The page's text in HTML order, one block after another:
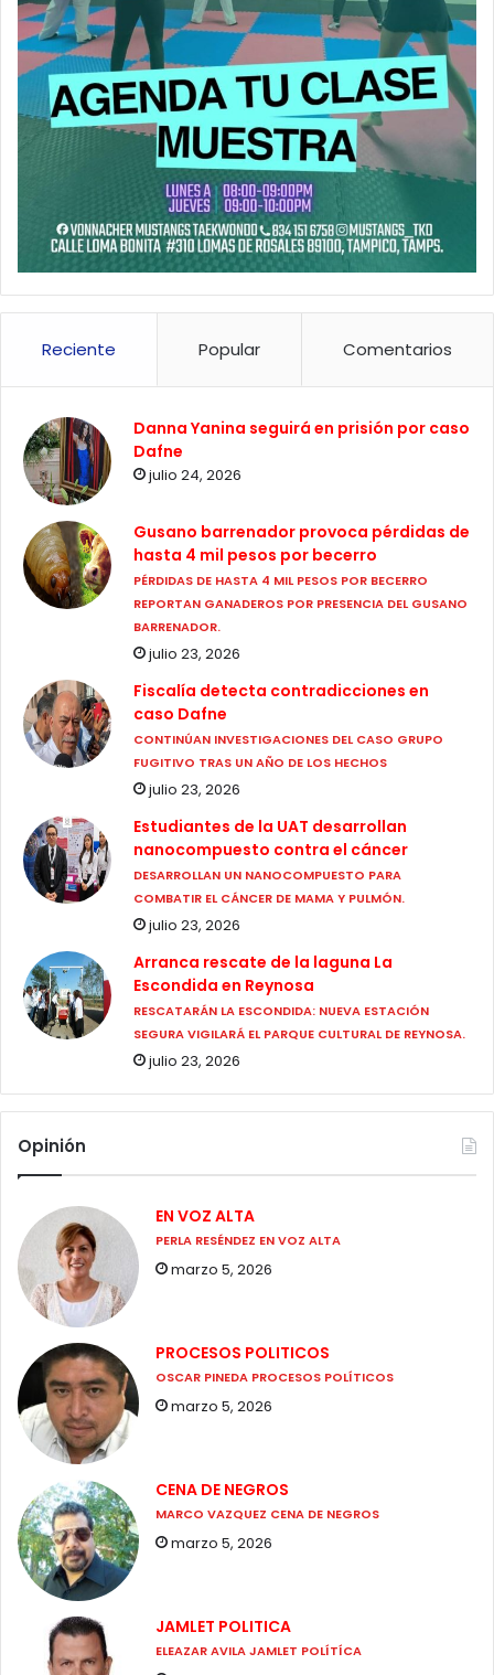
Reciente Popular Comentarios
Danna Yanina seguirá en prisión por caso
Dafne
julio 24, 2026
Gusano barrenador provoca pérdidas de
hasta 4 mil pesos por becerro
PÉRDIDAS DE HASTA 4 MIL PESOS POR BECERRO
REPORTAN GANADEROS POR PRESENCIA DEL GUSANO
BARRENADOR.
julio 23, 2026
Fiscalía detecta contradicciones en
caso Dafne
CONTINÚAN INVESTIGACIONES DEL CASO GRUPO
FUGITIVO TRAS UN AÑO DE LOS HECHOS
julio 23, 2026
Estudiantes de la UAT desarrollan
nanocompuesto contra el cáncer
DESARROLLAN UN NANOCOMPUESTO PARA
COMBATIR EL CÁNCER DE MAMA Y PULMÓN.
julio 23, 2026
Arranca rescate de la laguna La
Escondida en Reynosa
RESCATARÁN LA ESCONDIDA: NUEVA ESTACIÓN
SEGURA VIGILARÁ EL PARQUE CULTURAL DE REYNOSA.
julio 23, 2026
Opinión
EN VOZ ALTA
PERLA RESÉNDEZ EN VOZ ALTA
marzo 5, 2026
PROCESOS POLITICOS
OSCAR PINEDA PROCESOS POLÍTICOS
marzo 5, 2026
CENA DE NEGROS
MARCO VAZQUEZ CENA DE NEGROS
marzo 5, 2026
JAMLET POLITICA
ELEAZAR AVILA JAMLET POLÍTÍCA